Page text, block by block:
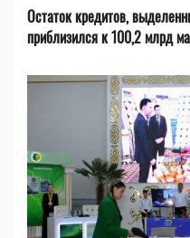
Остаток кредитов,
приблизился к 100,2 млрд